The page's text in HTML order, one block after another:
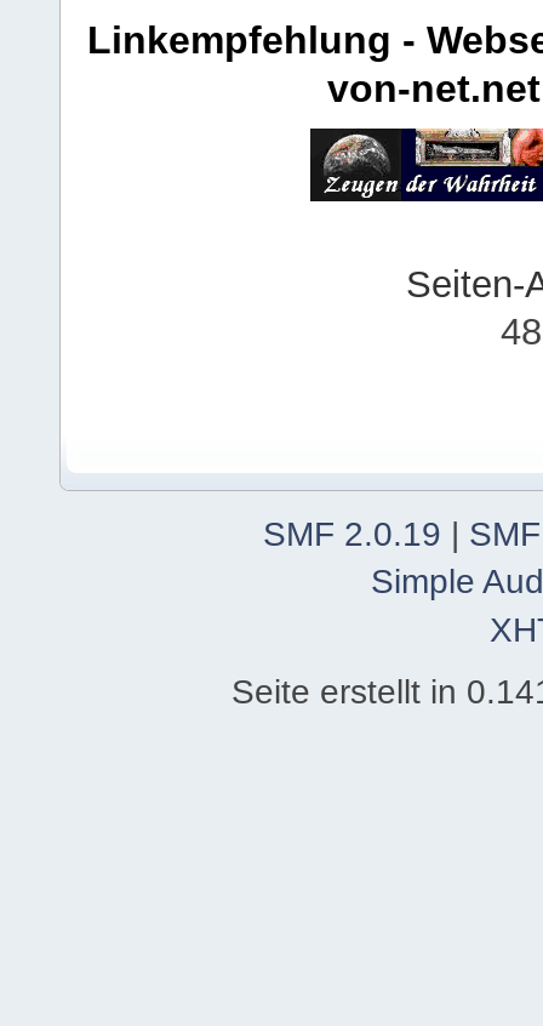
Linkempfehlung -
von-net.net
Seiten-
SMF 2.0.19 |
Simple
Seite erstellt in